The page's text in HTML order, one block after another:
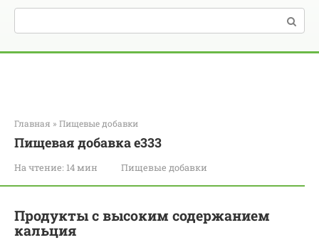
Поиск:
Главная » Пищевые добавки
Пищевая добавка е333
На чтение: 14 мин Пищевые добавки
Продукты с высоким содержанием
кальция